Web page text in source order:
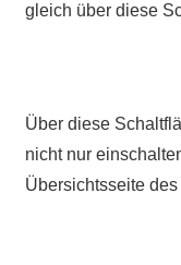
gleich über diese
Über diese
nicht nur
Übersichtsseite